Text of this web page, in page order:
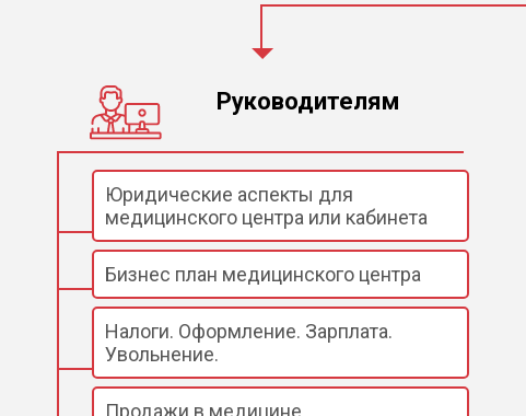
Руководителям
Юридические аспекты для
медицинского центра или кабинета
Бизнес план медицинского центра
Налоги. Оформление. Зарплата.
Увольнение.